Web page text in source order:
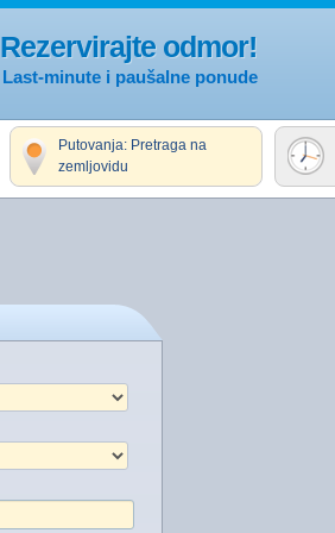
Rezervirajte odmor!
Last-minute i paušalne ponude
Putovanja: Pretraga na
zemljovidu